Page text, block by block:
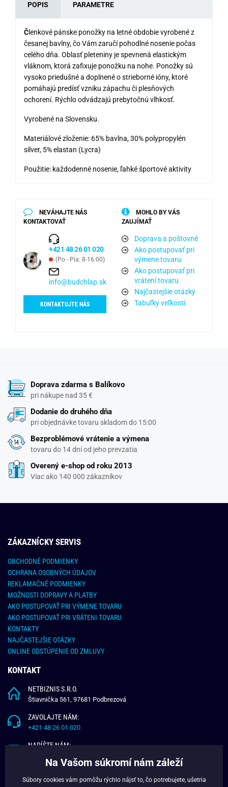
POPIS PARAMETRE
Členkové pánske ponožky na letné obdobie vyrobené z
česanej bavlny, čo Vám zaručí pohodlné nosenie počas
celého dňa. Oblasť pleteniny je spevnená elastickým
vláknom, ktorá zafixuje ponožku na nohe. Ponožky sú
vysoko priedušné a doplnené o strieborné ióny, ktoré
pomáhajú predísť vzniku zápachu či plesňových
ochorení. Rýchlo odvádzajú prebytočnú vlhkosť.
Vyrobené na Slovensku.
Materiálové zloženie: 65% bavlna, 30% polypropylén
silver, 5% elastan (Lycra)
Použitie: každodenné nosenie, ľahké športové aktivity
NEVÁHAJTE NÁS
KONTAKTOVAŤ
+421 48 26 01 020
(Po - Pia: 8-16:00)
info@budchlap.sk
KONTAKTUJTE NÁS
MOHLO BY VÁS
ZAUJÍMAŤ
Doprava a poštovné
Ako postupovať pri
výmene tovaru
Ako postupovať pri
vrátení tovaru
Najčastejšie otázky
Tabuľky veľkostí
Doprava zdarma s Balíkovo
pri nákupe nad 35 €
Dodanie do druhého dňa
pri objednávke tovaru skladom do 15:00
Bezproblémové vrátenie a výmena
tovaru do 14 dní od jeho prevzatia
Overený e-shop od roku 2013
Viac ako 140 000 zákazníkov
ZÁKAZNÍCKY SERVIS
OBCHODNÉ PODMIENKY
OCHRANA OSOBNÝCH ÚDAJOV
REKLAMAČNÉ PODMIENKY
MOŽNOSTI DOPRAVY A PLATBY
AKO POSTUPOVAŤ PRI VÝMENE TOVARU
AKO POSTUPOVAŤ PRI VRÁTENI TOVARU
KONTAKTY
NAJČASTEJŠIE OTÁZKY
ONLINE ODSTÚPENIE OD ZMLUVY
KONTAKT
NETBIZNIS S.R.O.
Štiavnička 561, 97681 Podbrezová
ZAVOLAJTE NÁM:
+421 48 26 01 020
NAPÍŠTE NÁM:
Na Vašom súkromí nám záleží
Súbory cookies vám pomôžu rýchlo nájsť to, čo potrebujete, ušetria